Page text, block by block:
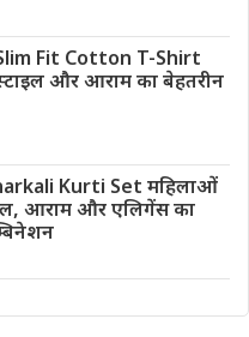
Fit Cotton T-Shirt
और आराम का बेहतरीन
Kurti Set महिलाओं
आराम और एलिगेंस का